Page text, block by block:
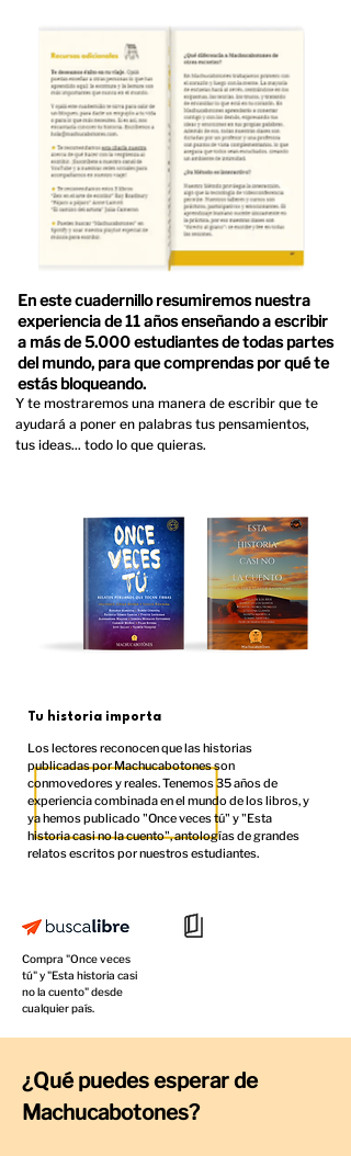
En este cuadernillo resumiremos nuestra
experiencia de 11 años enseñando a escribir
a más de 5.000 estudiantes de todas partes
del mundo, para que comprendas por qué te
estás bloqueando.
Y te mostraremos una manera de escribir que te
ayudará a poner en palabras tus pensamientos,
tus ideas... todo lo que quieras.
Tu historia importa
Los lectores reconocen que las historias
publicadas por Machucabotones son
conmovedores y reales. Tenemos 35 años de
experiencia combinada en el mundo de los libros, y
ya hemos publicado "Once veces tú" y "Esta
historia casi no la cuento", antologías de grandes
relatos escritos por nuestros estudiantes.
Compra "Once veces
tú" y "Esta historia casi
no la cuento"desde
cualquier país.
¿Qué puedes esperar de
Machucabotones?